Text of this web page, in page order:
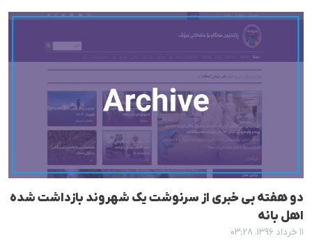
دو هفتە بی خبری از سرنوشت یک شهروند بازداشت شدە
اهل بانە
۱۱ خرداد ۱۳۹۶، ۰۳:۲۸